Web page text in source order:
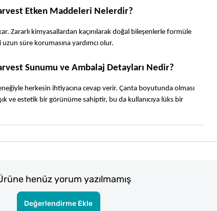
Etken Maddeleri Nelerdir?
Zararlı kimyasallardan kaçınılarak doğal bileşenlerle formüle
süre korumasına yardımcı olur.
Sunumu ve Ambalaj Detayları Nedir?
herkesin ihtiyacına cevap verir. Çanta boyutunda olması
ve estetik bir görünüme sahiptir, bu da kullanıcıya lüks bir
henüz yorum yazılmamış
Değerlendirme Ekle